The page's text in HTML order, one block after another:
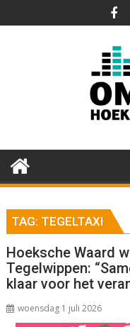
naar
TAG: TEGELTAXI
Hoeksche Waard
Tegelwippen:
klaar voor het
woensdag 1 juli 2026